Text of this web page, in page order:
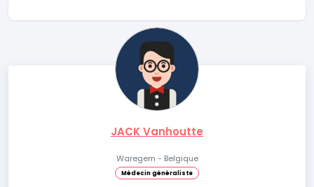
JACK Vanhoutte
Waregem - Belgique
Médecin généraliste